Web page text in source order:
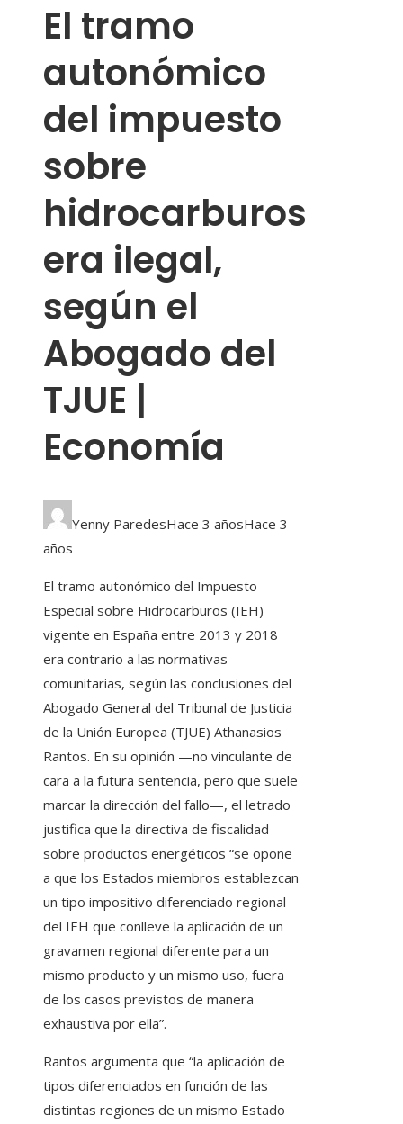
El tramo
autonómico
del impuesto
sobre
hidrocarburos
era ilegal,
según el
Abogado del
TJUE |
Economía
Yenny ParedesHace 3 añosHace 3
años
El tramo autonómico del Impuesto
Especial sobre Hidrocarburos (IEH)
vigente en España entre 2013 y 2018
era contrario a las normativas
comunitarias, según las conclusiones del
Abogado General del Tribunal de Justicia
de la Unión Europea (TJUE) Athanasios
Rantos. En su opinión —no vinculante de
cara a la futura sentencia, pero que suele
marcar la dirección del fallo—, el letrado
justifica que la directiva de fiscalidad
sobre productos energéticos “se opone
a que los Estados miembros establezcan
un tipo impositivo diferenciado regional
del IEH que conlleve la aplicación de un
gravamen regional diferente para un
mismo producto y un mismo uso, fuera
de los casos previstos de manera
exhaustiva por ella”.
Rantos argumenta que “la aplicación de
tipos diferenciados en función de las
distintas regiones de un mismo Estado